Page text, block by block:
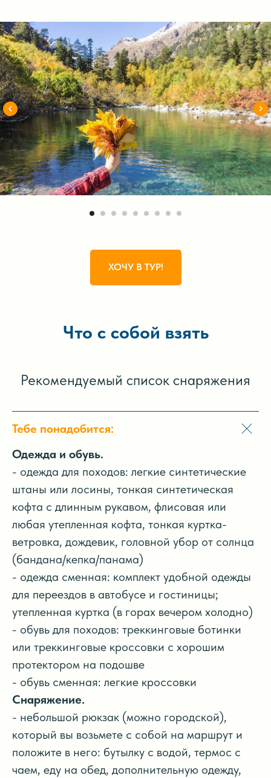
ХОЧУ В ТУР!
Что с собой взять
Рекомендуемый список снаряжения
Тебе понадобится:
Одежда и обувь.
- одежда для походов: легкие синтетические
штаны или лосины, тонкая синтетическая
кофта с длинным рукавом, флисовая или
любая утепленная кофта, тонкая куртка-
ветровка, дождевик, головной убор от солнца
(бандана/кепка/панама)
- одежда сменная: комплект удобной одежды
для переездов в автобусе и гостиницы;
утепленная куртка (в горах вечером холодно)
- обувь для походов: треккинговые ботинки
или треккинговые кроссовки с хорошим
протектором на подошве
- обувь сменная: легкие кроссовки
Снаряжение.
- небольшой рюкзак (можно городской),
который вы возьмете с собой на маршрут и
положите в него: бутылку с водой, термос с
чаем, еду на обед, дополнительную одежду,